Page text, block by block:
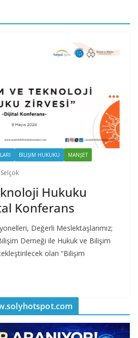
BILIŞIM HUKUKU MANŞET
Hukuku
Konferans
Değerli Meslektaşlarımız;
Derneği ile Hukuk ve Bilişim
olan “Bilişim